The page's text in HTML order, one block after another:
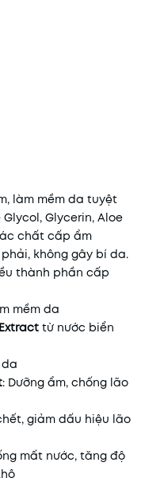
làm mềm da tuyệt
Glycerin, Aloe
chất cấp ẩm
không gây bí da.
thành phần cấp
mềm da
từ nước biển
: Dưỡng ẩm, chống lão
giảm dấu hiệu lão
mất nước, tăng độ